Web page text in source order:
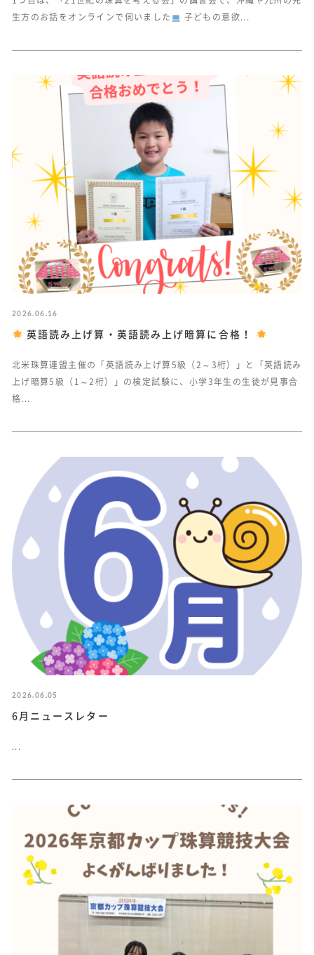
生方のお話をオンラインで伺いました
子どもの意欲...
2026.06.16
英語読み上げ算・英語読み上げ暗算に合格！
北米珠算連盟主催の「英語読み上げ算5級（2～3桁）」と「英語読み
上げ暗算5級（1～2桁）」の検定試験に、小学3年生の生徒が見事合
格...
2026.06.05
6月ニュースレター